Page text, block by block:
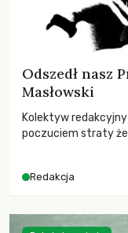
Odszedł nasz
Masłowski
Kolektyw
poczuciem straty
Redakcja